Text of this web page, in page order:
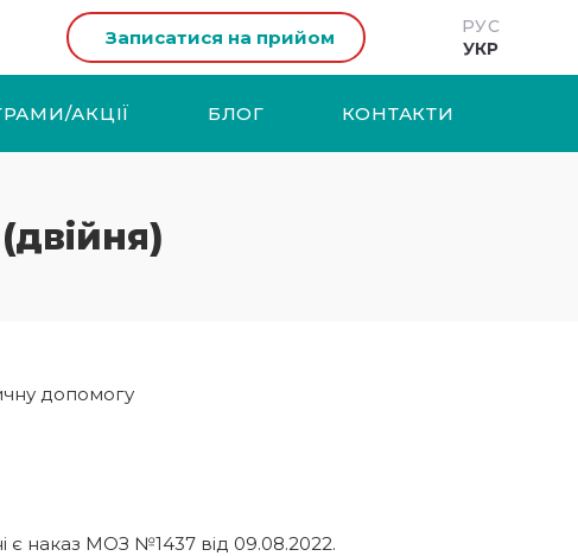
Записатися на прийом
РУС
УКР
АКЦІЇ БЛОГ КОНТАКТИ
допомогу
є наказ МОЗ №1437 від 09.08.2022.